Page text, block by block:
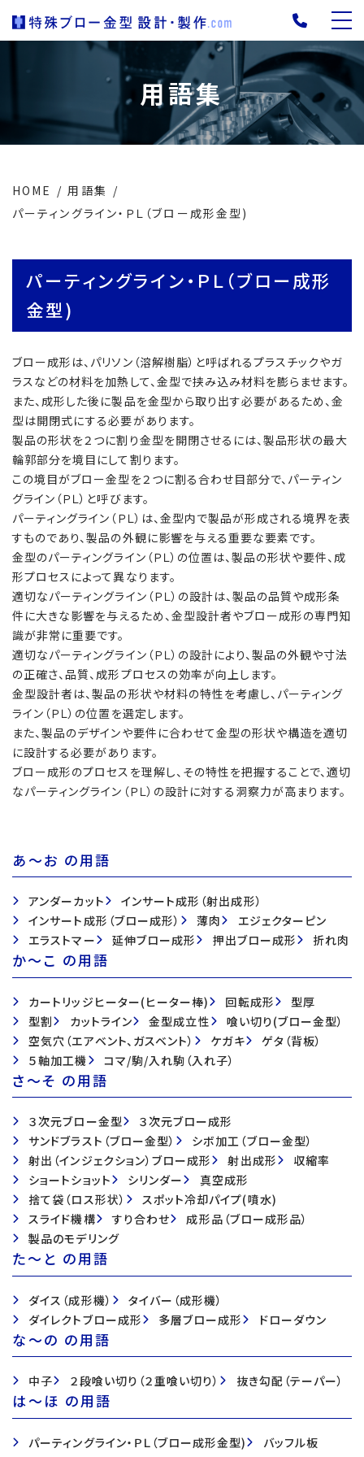
用語集
HOME
用語集
パーティングライン・ＰＬ（ブロー成形金型)
パーティングライン・ＰＬ（ブロー成形
金型)
ブロー成形は、パリソン（溶解樹脂）と呼ばれるプラスチックやガ
ラスなどの材料を加熱して、金型で挟み込み材料を膨らませます。
また、成形した後に製品を金型から取り出す必要があるため、金
型は開閉式にする必要があります。
製品の形状を２つに割り金型を開閉させるには、製品形状の最大
輪郭部分を境目にして割ります。
この境目がブロー金型を２つに割る合わせ目部分で、パーティン
グライン（ＰＬ）と呼びます。
パーティングライン（ＰＬ）は、金型内で製品が形成される境界を表
すものであり、製品の外観に影響を与える重要な要素です。
金型のパーティングライン（ＰＬ）の位置は、製品の形状や要件、成
形プロセスによって異なります。
適切なパーティングライン（ＰＬ）の設計は、製品の品質や成形条
件に大きな影響を与えるため、金型設計者やブロー成形の専門知
識が非常に重要です。
適切なパーティングライン（ＰＬ）の設計により、製品の外観や寸法
の正確さ、品質、成形プロセスの効率が向上します。
金型設計者は、製品の形状や材料の特性を考慮し、パーティング
ライン（ＰＬ）の位置を選定します。
また、製品のデザインや要件に合わせて金型の形状や構造を適切
に設計する必要があります。
ブロー成形のプロセスを理解し、その特性を把握することで、適切
なパーティングライン（ＰＬ）の設計に対する洞察力が高まります。
あ〜お の用語
アンダーカット
インサート成形（射出成形）
インサート成形（ブロー成形）
薄肉
エジェクターピン
エラストマー
延伸ブロー成形 押出ブロー成形 折れ肉
か〜こ の用語
カートリッジヒーター(ヒーター棒) 回転成形
型厚
型割
カットライン 金型成立性
喰い切り(ブロー金型）
空気穴（エアベント、ガスベント）
ケガキ
ゲタ（背板）
５軸加工機
コマ/駒/入れ駒（入れ子）
さ〜そ の用語
３次元ブロー金型
３次元ブロー成形
サンドブラスト（ブロー金型）
シボ加工（ブロー金型）
射出（インジェクション）ブロー成形
射出成形
収縮率
ショートショット
シリンダー
真空成形
捨て袋（ロス形状）
スポット冷却パイプ(噴水)
スライド機構
すり合わせ
成形品（ブロー成形品）
製品のモデリング
た〜と の用語
ダイス（成形機）
タイバー（成形機）
ダイレクトブロー成形
多層ブロー成形 ドローダウン
な〜の の用語
中子 ２段喰い切り（２重喰い切り） 抜き勾配（テーパー）
は〜ほ の用語
パーティングライン・ＰＬ（ブロー成形金型)
バッフル板